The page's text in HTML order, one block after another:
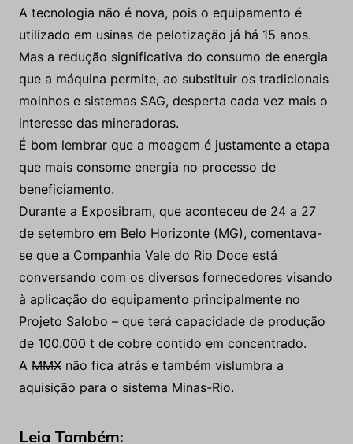
A tecnologia não é nova, pois o equipamento é
utilizado em usinas de pelotização já há 15 anos.
Mas a redução significativa do consumo de energia
que a máquina permite, ao substituir os tradicionais
moinhos e sistemas SAG, desperta cada vez mais o
interesse das mineradoras.
É bom lembrar que a moagem é justamente a etapa
que mais consome energia no processo de
beneficiamento.
Durante a Exposibram, que aconteceu de 24 a 27
de setembro em Belo Horizonte (MG), comentava-
se que a Companhia Vale do Rio Doce está
conversando com os diversos fornecedores visando
à aplicação do equipamento principalmente no
Projeto Salobo – que terá capacidade de produção
de 100.000 t de cobre contido em concentrado.
A MMXnão fica atrás e também vislumbra a
aquisição para o sistema Minas-Rio.
Leia Também: